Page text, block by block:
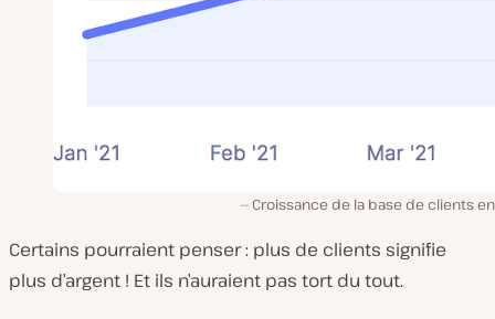
Croissance de la base de clients
Certains pourraient penser : plus de clients signifie
plus d’argent ! Et ils n’auraient pas tort du tout.